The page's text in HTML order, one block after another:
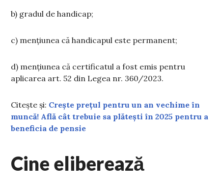
b) gradul de handicap;
c) menţiunea că handicapul este permanent;
d) menţiunea că certificatul a fost emis pentru
aplicarea art. 52 din Legea nr. 360/2023.
Citește și: Crește prețul pentru un an vechime în
muncă! Află cât trebuie sa plătești în 2025 pentru a
beneficia de pensie
Cine eliberează